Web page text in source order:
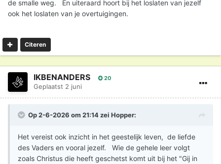
de smalle weg. En uiteraard hoort bij het loslaten van jezelf
ook het loslaten van je overtuigingen.
Citeren
IKBENANDERS 20
Geplaatst 2 juni
Op 2-6-2026 om 21:14 zei Hopper:
Het vereist ook inzicht in het geestelijk leven, de liefde
des Vaders en vooral jezelf. Wie de gehele leer volgt
zoals Christus die heeft geschetst komt uit bij het "Gij in